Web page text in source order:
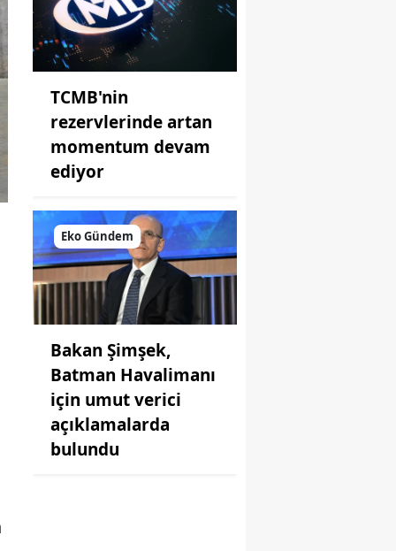
TCMB'nin
rezervlerinde artan
momentum devam
ediyor
Eko Gündem
Bakan Şimşek,
Batman Havalimanı
için umut verici
açıklamalarda
bulundu